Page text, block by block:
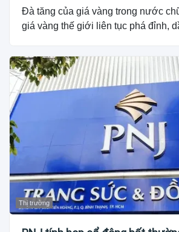
Đà tăng của giá vàng trong nước
giá vàng thế giới liên tục phá đỉnh,
Thị trường